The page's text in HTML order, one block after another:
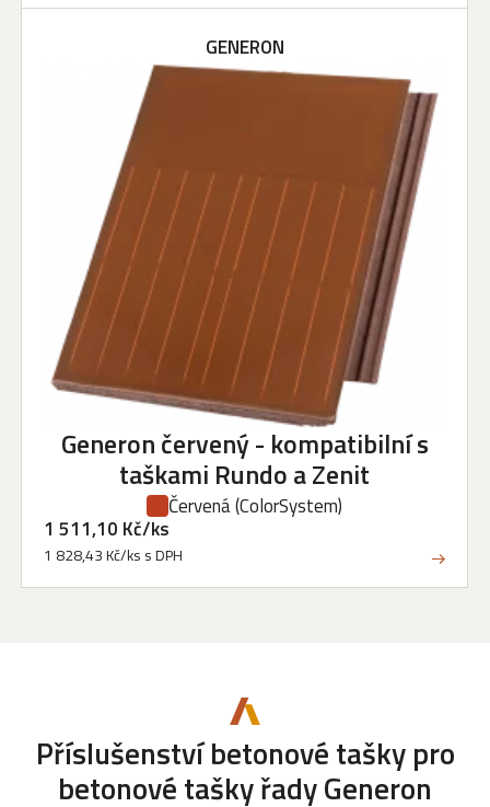
GENERON
Generon červený - kompatibilní s
taškami Rundo a Zenit
Červená(ColorSystem)
1 511,10 Kč/ks
1 828,43 Kč/ks s DPH
Příslušenství betonové taškypro
betonové tašky řady Generon